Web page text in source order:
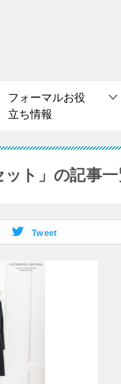
フォーマルお役
立ち情報
ット」の記事
Tweet